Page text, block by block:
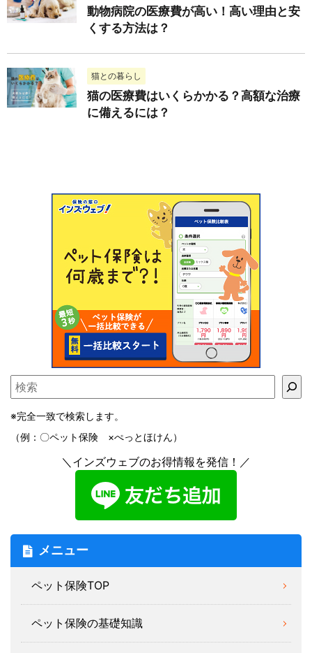
動物病院の医療費が高い！高い理由と安
くする方法は？
猫との暮らし
猫の医療費はいくらかかる？高額な治療
に備えるには？
※完全一致で検索します。
（例：〇ペット保険 ×ぺっとほけん）
＼インズウェブのお得情報を発信！／
メニュー
ペット保険TOP
ペット保険の基礎知識